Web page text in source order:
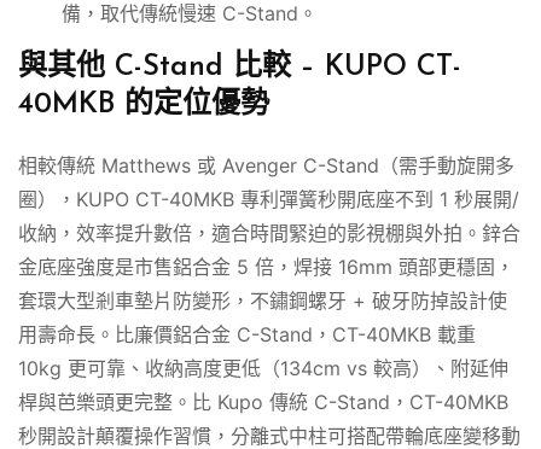
備，取代傳統慢速 C-Stand。
與其他 C-Stand 比較 – KUPO CT-
40MKB 的定位優勢
相較傳統 Matthews 或 Avenger C-Stand（需手動旋開多
圈），KUPO CT-40MKB 專利彈簧秒開底座不到 1 秒展開/
收納，效率提升數倍，適合時間緊迫的影視棚與外拍。鋅合
金底座強度是市售鋁合金 5 倍，焊接 16mm 頭部更穩固，
套環大型剎車墊片防變形，不鏽鋼螺牙 + 破牙防掉設計使
用壽命長。比廉價鋁合金 C-Stand，CT-40MKB 載重
10kg 更可靠、收納高度更低（134cm vs 較高）、附延伸
桿與芭樂頭更完整。比 Kupo 傳統 C-Stand，CT-40MKB
秒開設計顛覆操作習慣，分離式中柱可搭配帶輪底座變移動